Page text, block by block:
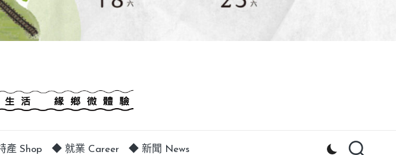
產 Shop ◆ 就業 Career ◆ 新聞 News